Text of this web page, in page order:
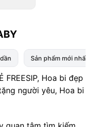
Sản phẩm mới nhất
FREESIP, Hoa bi đẹp
người yêu, Hoa bi